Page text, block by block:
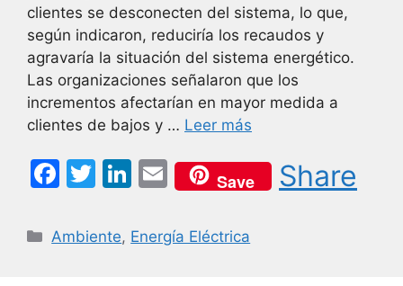
clientes se desconecten del sistema, lo que,
según indicaron, reduciría los recaudos y
agravaría la situación del sistema energético.
Las organizaciones señalaron que los
incrementos afectarían en mayor medida a
clientes de bajos y … Leer más
F
c
T
itt
Li
k
E
m
ai
Save Share
Categorías
Ambiente, Energía Eléctrica